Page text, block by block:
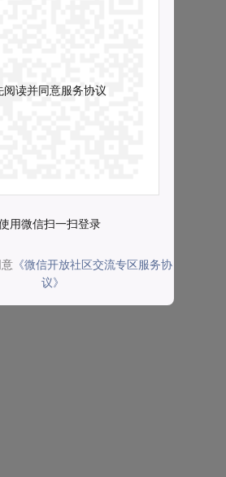
阅读并同意服务协议
用微信扫一扫登录
《微信开放社区交流专区服务协
议》